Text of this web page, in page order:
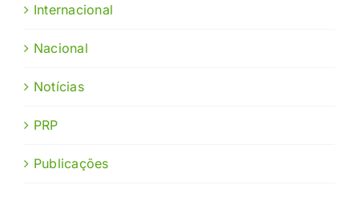
Internacional
Nacional
Notícias
PRP
Publicações